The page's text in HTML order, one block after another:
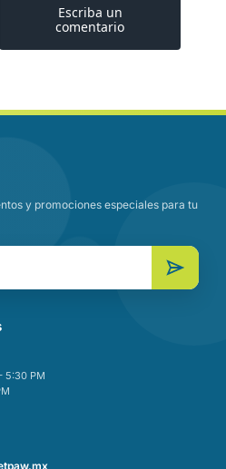
y promociones especiales para tu
5:30 PM